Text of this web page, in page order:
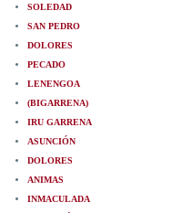
SOLEDAD
SAN PEDRO
DOLORES
PECADO
LENENGOA
(BIGARRENA)
IRU GARRENA
ASUNCIÓN
DOLORES
ANIMAS
INMACULADA